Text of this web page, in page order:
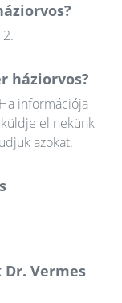
háziorvos?
információja
el nekünk
azokat.
Vermes